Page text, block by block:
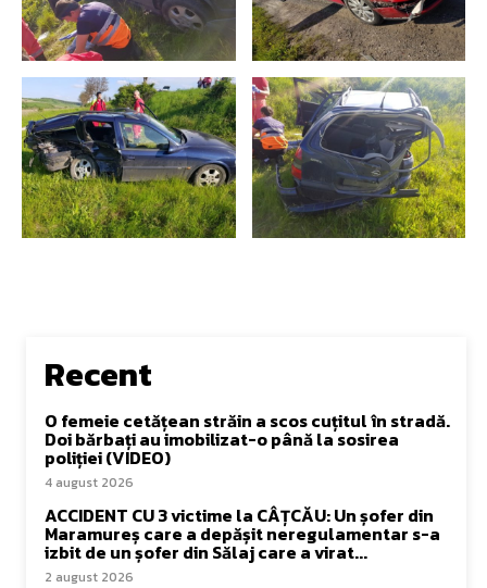
Recent
O femeie cetățean străin a scos cuțitul în stradă.
Doi bărbați au imobilizat-o până la sosirea
poliției (VIDEO)
4 august 2026
ACCIDENT CU 3 victime la CÂȚCĂU: Un șofer din
Maramureș care a depășit neregulamentar s-a
izbit de un șofer din Sălaj care a virat...
2 august 2026